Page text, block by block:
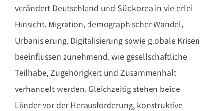
verändert Deutschland und Südkorea in vielerlei
Hinsicht. Migration, demographischer Wandel,
Urbanisierung, Digitalisierung sowie globale Krisen
beeinflussen zunehmend, wie gesellschaftliche
Teilhabe, Zugehörigkeit und Zusammenhalt
verhandelt werden. Gleichzeitig stehen beide
Länder vor der Herausforderung, konstruktive